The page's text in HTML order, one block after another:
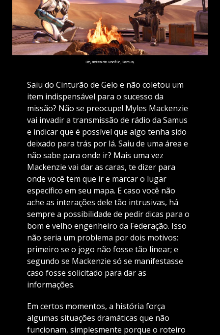
Saiu do Cinturão de Gelo e não coletou um
item indispensável para o sucesso da
missão? Não se preocupe! Myles Mackenzie
vai invadir a transmissão de rádio da Samus
e indicar que é possível que algo tenha sido
deixado para trás por lá. Saiu de uma área e
não sabe para onde ir? Mais uma vez
Mackenzie vai dar as caras, te dizer para
onde você tem que ir e marcar o lugar
específico em seu mapa. E caso você não
ache as interações dele tão intrusivas, há
sempre a possibilidade de pedir dicas para o
bom e velho engenheiro da Federação. Isso
não seria um problema por dois motivos:
primeiro se o jogo não fosse tão linear; e
segundo se Mackenzie só se manifestasse
caso fosse solicitado para dar as
informações.
Em certos momentos, a história força
algumas situações dramáticas que não
funcionam, simplesmente porque o roteiro